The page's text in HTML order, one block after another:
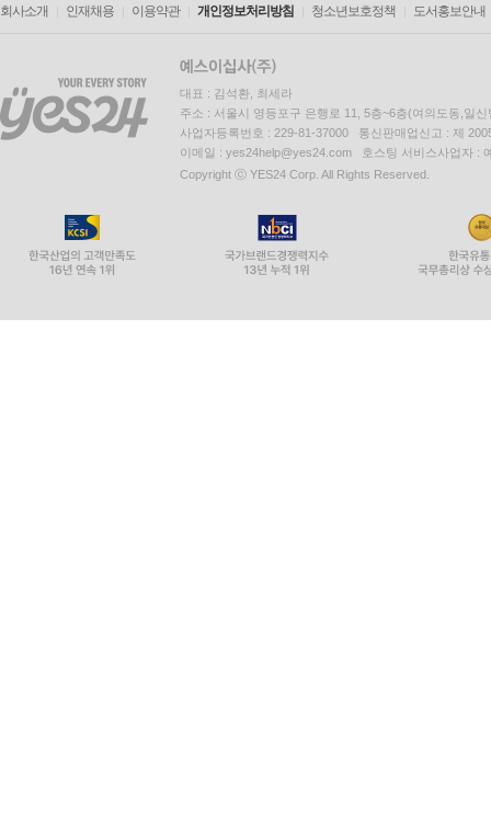
회사소개 인재채용 이용약관 개인정보처리방침 청소년보호정책 도서홍보안내
대표 : 김석환, 최세라
주소 : 서울시 영등포구 은행로 11, 5층~6층(여의도동,일신
사업자등록번호 : 229-81-37000 통신판매업신고 : 제
이메일 : yes24help@yes24.com 호스팅 서비스사업자 :
Copyright ⓒ YES24 Corp. All Rights Reserved.